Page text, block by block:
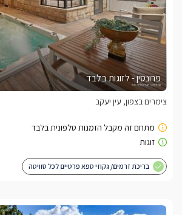
פרונסין - לזוגות בלבד
צימרים בצפון, עין יעקב
בריכת זרמים/ גקוזי ספא פרטיים לכל סוויטה